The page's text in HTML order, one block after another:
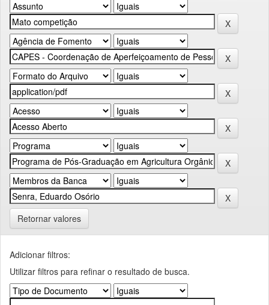
Retornar valores
Adicionar filtros:
Utilizar filtros para refinar o resultado de busca.